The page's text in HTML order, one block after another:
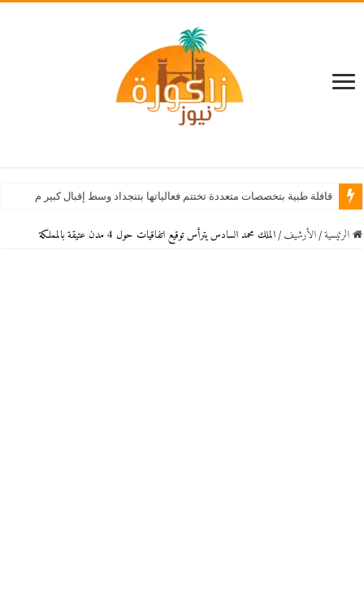
الرئيسية / اﻷرشيف / الملك محمد السادس يترأس توقيع اتفاقيات حول 4 مدن عتيقة بالمملكة